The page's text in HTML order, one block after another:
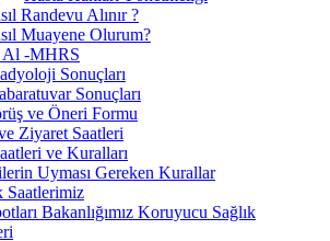
Randevu Alınır ?
Muayene Olurum?
Al -MHRS
Sonuçları
Sonuçları
ve Öneri Formu
Ziyaret Saatleri
ve Kuralları
Uyması Gereken Kurallar
Bakanlığımız Koruyucu Sağlık